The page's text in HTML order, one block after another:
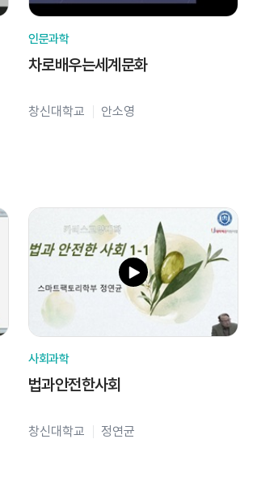
인문과학
차로배우는세계문화
창신대학교 안소영
사회과학
법과안전한사회
창신대학교 정연균